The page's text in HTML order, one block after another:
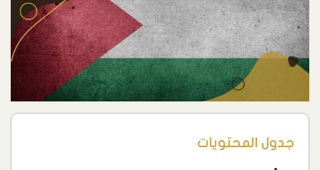
جدول المحتويات